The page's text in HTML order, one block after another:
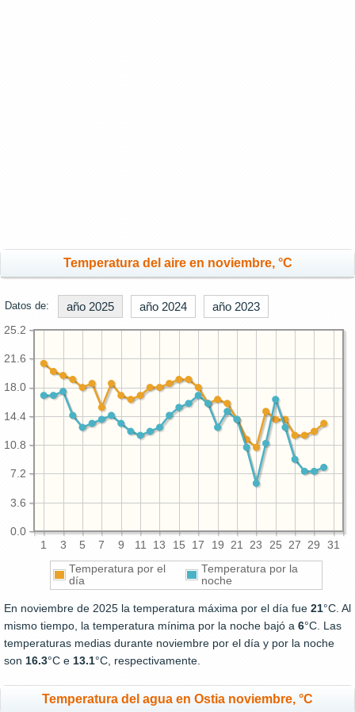
Temperatura del aire en noviembre, °C
Datos de: año 2025 año 2024 año 2023
1 3 5 7 9 11 13 15 17 19 21 23 25 27 29 31
0.0
3.6
7.2
10.8
14.4
18.0
21.6
25.2
Temperatura por el
día
Temperatura por la
noche
En noviembre de 2025 la temperatura máxima por el día fue 21°C. Al
mismo tiempo, la temperatura mínima por la noche bajó a 6°C. Las
temperaturas medias durante noviembre por el día y por la noche
son 16.3°C e 13.1°C, respectivamente.
Temperatura del agua en Ostia noviembre, °C